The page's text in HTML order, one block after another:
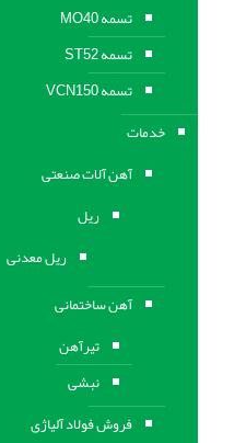
تسمه MO40
تسمه ST52
تسمه VCN150
خدمات
آهن آلات صنعتی
ریل
ریل معدنی
آهن ساختمانی
تیرآهن
نبشی
فروش فولاد آلیاژی